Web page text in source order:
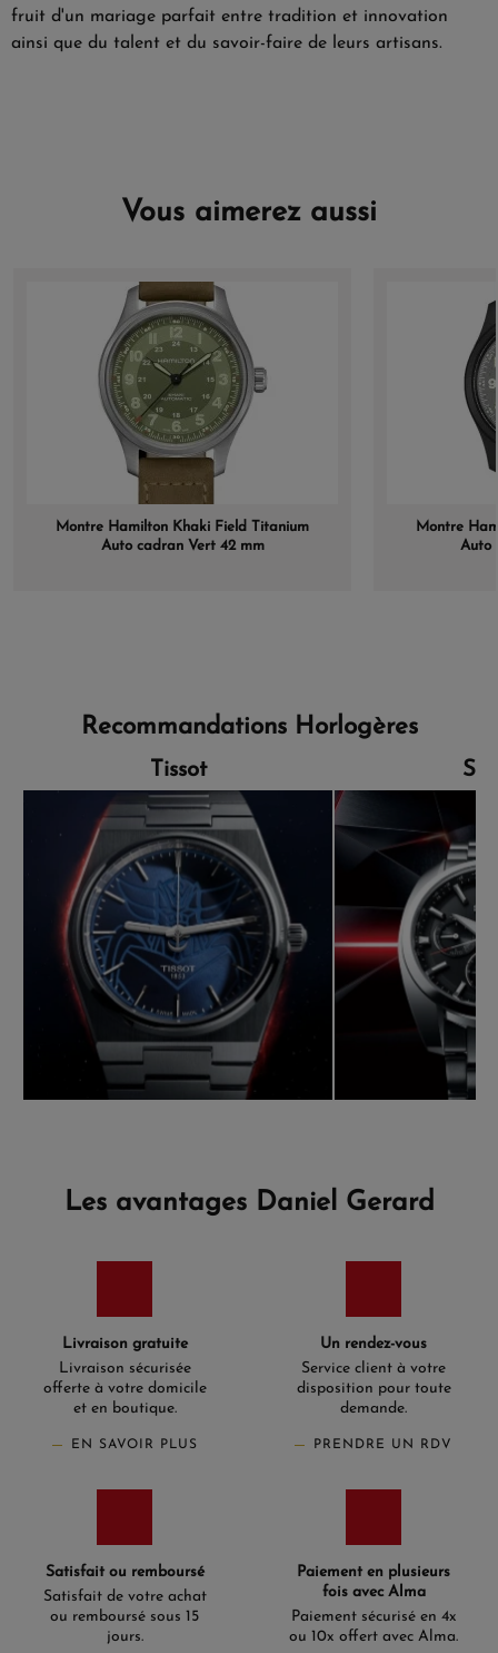
fruit d'un mariage parfait entre tradition et innovation
ainsi que du talent et du savoir-faire de leurs artisans.
Vous aimerez aussi
Montre Hamilton Khaki Field Titanium
Auto cadran Vert 42 mm
Montre
Auto
Recommandations Horlogères
Tissot
Les avantages Daniel Gerard
Livraison gratuite
Livraison sécurisée
offerte à votre domicile
et en boutique.
EN SAVOIR PLUS
Un rendez-vous
Service client à votre
disposition pour toute
demande.
PRENDRE UN RDV
Satisfait ou remboursé
Satisfait de votre achat
ou remboursé sous 15
jours.
Paiement en plusieurs
fois avec Alma
Paiement sécurisé en 4x
ou 10x offert avec Alma.